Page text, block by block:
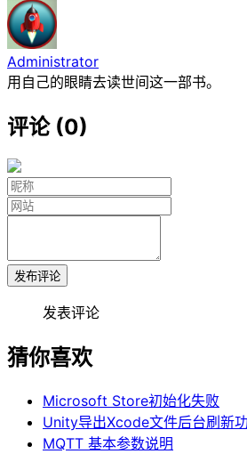
Administrator
用自己的眼睛去读世间这一部书。
评论 (0)
发布评论
发表评论
猜你喜欢
Microsoft Store初始化失败
Unity导出Xcode文件后台刷新
MQTT 基本参数说明